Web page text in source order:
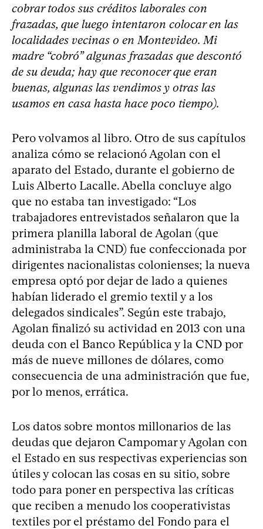
cobrar todos sus créditos laborales con
frazadas, que luego intentaron colocar en las
localidades vecinas o en Montevideo. Mi
madre “cobró” algunas frazadas que descontó
de su deuda; hay que reconocer que eran
buenas, algunas las vendimos y otras las
usamos en casa hasta hace poco tiempo).
Pero volvamos al libro. Otro de sus capítulos
analiza cómo se relacionó Agolan con el
aparato del Estado, durante el gobierno de
Luis Alberto Lacalle. Abella concluye algo
que no estaba tan investigado: “Los
trabajadores entrevistados señalaron que la
primera planilla laboral de Agolan (que
administraba la CND) fue confeccionada por
dirigentes nacionalistas colonienses; la nueva
empresa optó por dejar de lado a quienes
habían liderado el gremio textil y a los
delegados sindicales”. Según este trabajo,
Agolan finalizó su actividad en 2013 con una
deuda con el Banco República y la CND por
más de nueve millones de dólares, como
consecuencia de una administración que fue,
por lo menos, errática.
Los datos sobre montos millonarios de las
deudas que dejaron Campomar y Agolan con
el Estado en sus respectivas experiencias son
útiles y colocan las cosas en su sitio, sobre
todo para poner en perspectiva las críticas
que reciben a menudo los cooperativistas
textiles por el préstamo del Fondo para el